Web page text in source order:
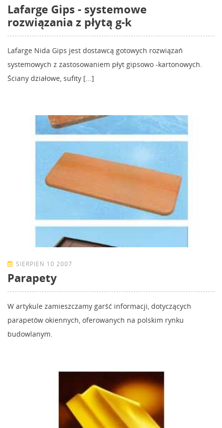
Lafarge Gips - systemowe
rozwiązania z płytą g-k
Lafarge Nida Gips jest dostawcą gotowych rozwiązań
systemowych z zastosowaniem płyt gipsowo -kartonowych.
Ściany działowe, sufity [...]
SIERPIEŃ 10 2007
Parapety
W artykule zamieszczamy garść informacji, dotyczących
parapetów okiennych, oferowanych na polskim rynku
budowlanym.